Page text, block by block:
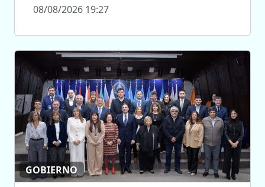
08/08/2026 19:27
GOBIERNO